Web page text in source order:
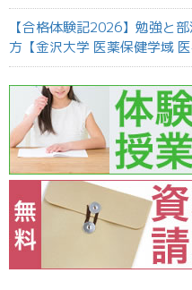
【合格体験記2026】勉強と
方【金沢大学 医薬保健学域 医